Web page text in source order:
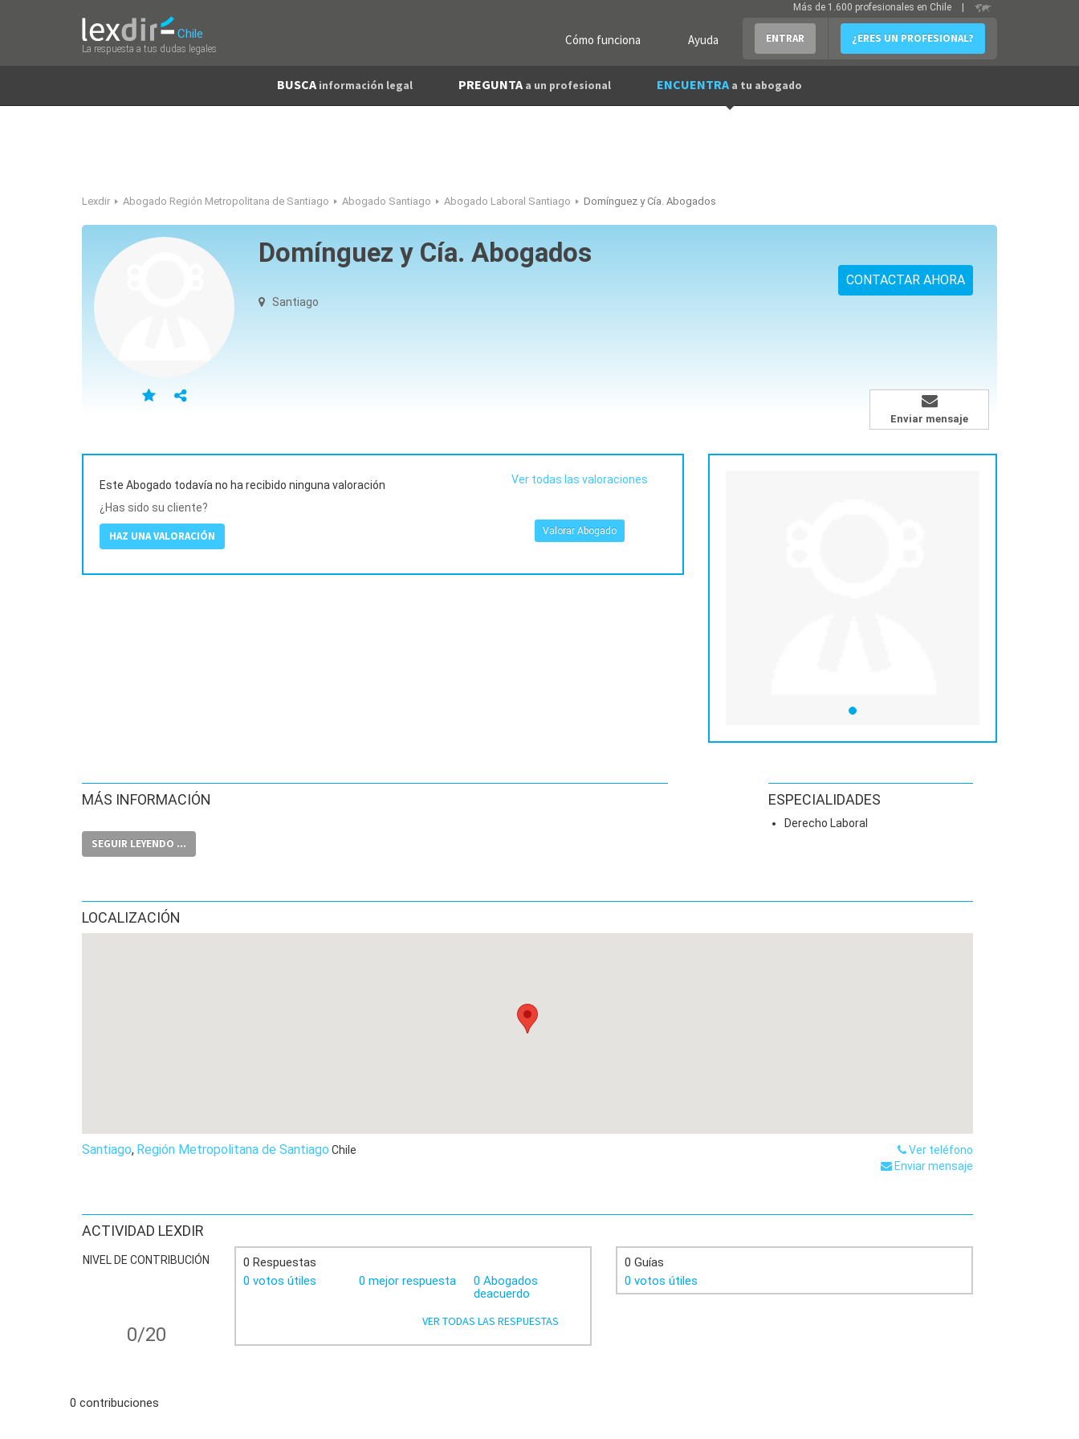
Chile
La respuesta a tus dudas legales
Cómo funciona Ayuda ENTRAR ¿ERES UN PROFESIONAL?
Más de 1.600 profesionales en Chile
BUSCA información legal PREGUNTA a un profesional ENCUENTRA a tu abogado
Lexdir Abogado Región Metropolitana de Santiago Abogado Santiago Abogado Laboral Santiago Domínguez y Cía. Abogados
Domínguez y Cía. Abogados
Santiago
CONTACTAR AHORA
Enviar mensaje
Este Abogado todavía no ha recibido ninguna valoración
¿Has sido su cliente?
HAZ UNA VALORACIÓN
Ver todas las valoraciones
Valorar Abogado
MÁS INFORMACIÓN
SEGUIR LEYENDO ...
ESPECIALIDADES
Derecho Laboral
LOCALIZACIÓN
Santiago, Región Metropolitana de Santiago Chile
Ver teléfono
Enviar mensaje
ACTIVIDAD LEXDIR
NIVEL DE CONTRIBUCIÓN
0/20
0 contribuciones
0 Respuestas
0 votos útiles
0 mejor respuesta
0 Abogados
deacuerdo
VER TODAS LAS RESPUESTAS
0 Guías
0 votos útiles